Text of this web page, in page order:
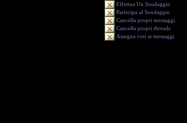
Effettua Un Sondaggio
Partecipa al Sondaggio
Cancella propri messaggi
Cancella propri threads
Assegna voti ai messaggi